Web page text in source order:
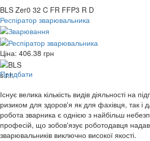
BLS Zer0 32 C FR FFP3 R D
Респіратор зварювальника
Ціна: 406.38 грн
Придбати
Існує велика кількість видів діяльності на
ризиком для здоров'я як для фахівця, так і
робота зварника є однією з найбільш
професій, що зобов'язує роботодавця
зварювальників виключно високої якості.